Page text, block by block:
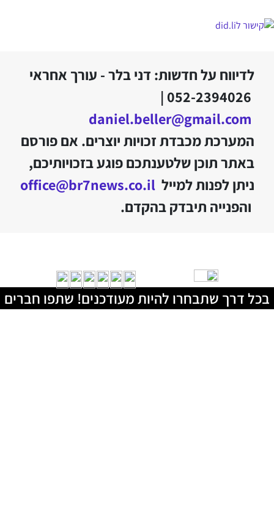
לדיווח על חדשות: דני בלר - עורך אחראי
052-2394026 |
daniel.beller@gmail.com
המערכת מכבדת זכויות יוצרים. אם פורסם
באתר תוכן שלטענתכם פוגע בזכויותיכם,
ניתן לפנות למייל office@br7news.co.il
והפנייה תיבדק בהקדם.
בכל דרך שתבחרו להיות מעודכנים! שתפו חברים